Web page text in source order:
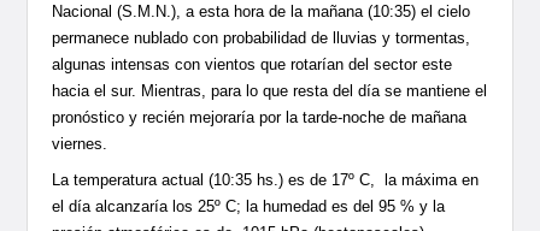
Nacional (S.M.N.), a esta hora de la mañana (10:35) el cielo
permanece nublado con probabilidad de lluvias y tormentas,
algunas intensas con vientos que rotarían del sector este
hacia el sur. Mientras, para lo que resta del día se mantiene el
pronóstico y recién mejoraría por la tarde-noche de mañana
viernes.
La temperatura actual (10:35 hs.) es de 17º C, la máxima en
el día alcanzaría los 25º C; la humedad es del 95 % y la